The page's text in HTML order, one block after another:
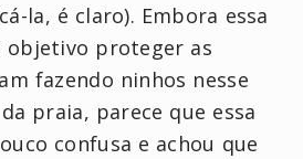
la, é claro). Embora essa
objetivo proteger as
fazendo ninhos nesse
praia, parece que essa
confusa e achou que